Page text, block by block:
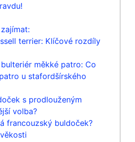
terrier: Klíčové rozdíly
měkké patro: Co
u stafordšírského
s prodlouženým
volba?
francouzský buldoček?